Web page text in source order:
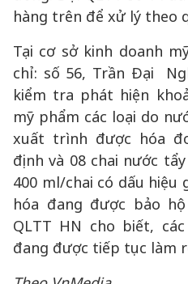
hàng trên để xử lý theo
Tại cơ sở kinh doanh
chỉ: số 56, Trần Đại
kiểm tra phát hiện
mỹ phẩm các loại do
xuất trình được hóa
định và 08 chai nước tẩy
400 ml/chai có dấu hiệu
hóa đang được bảo
QLTT HN cho biết,
đang được tiếp tục làm